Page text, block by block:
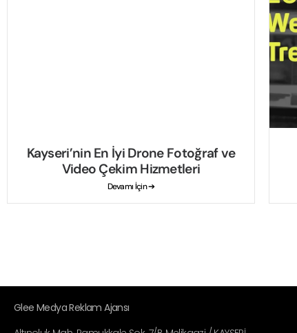
Kayseri’nin En İyi Drone Fotoğraf ve
Video Çekim Hizmetleri
Devamı İçin ➔
Glee Medya Reklam Ajansı